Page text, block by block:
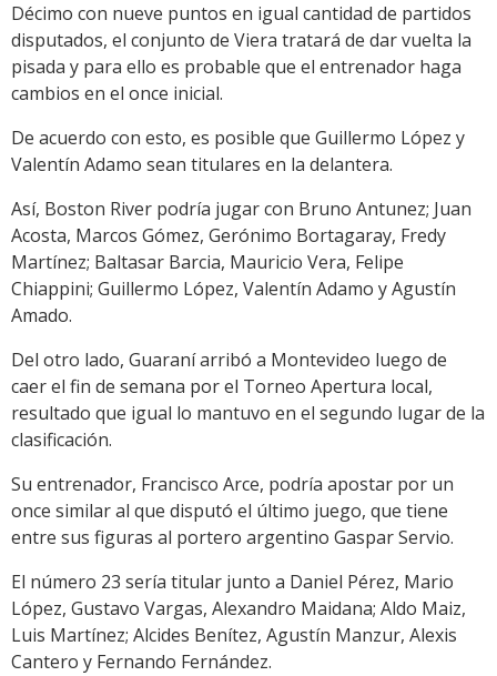
Décimo con nueve puntos en igual cantidad de partidos
disputados, el conjunto de Viera tratará de dar vuelta la
pisada y para ello es probable que el entrenador haga
cambios en el once inicial.
De acuerdo con esto, es posible que Guillermo López y
Valentín Adamo sean titulares en la delantera.
Así, Boston River podría jugar con Bruno Antunez; Juan
Acosta, Marcos Gómez, Gerónimo Bortagaray, Fredy
Martínez; Baltasar Barcia, Mauricio Vera, Felipe
Chiappini; Guillermo López, Valentín Adamo y Agustín
Amado.
Del otro lado, Guaraní arribó a Montevideo luego de
caer el fin de semana por el Torneo Apertura local,
resultado que igual lo mantuvo en el segundo lugar de la
clasificación.
Su entrenador, Francisco Arce, podría apostar por un
once similar al que disputó el último juego, que tiene
entre sus figuras al portero argentino Gaspar Servio.
El número 23 sería titular junto a Daniel Pérez, Mario
López, Gustavo Vargas, Alexandro Maidana; Aldo Maiz,
Luis Martínez; Alcides Benítez, Agustín Manzur, Alexis
Cantero y Fernando Fernández.